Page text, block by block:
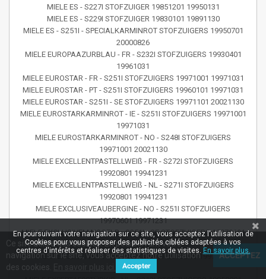
MIELE ES - S227I STOFZUIGER 19851201 19950131
MIELE ES - S229I STOFZUIGER 19830101 19891130
MIELE ES - S251I - SPECIALKARMINROT STOFZUIGERS 19950701
20000826
MIELE EUROPAAZURBLAU - FR - S232I STOFZUIGERS 19930401
19961031
MIELE EUROSTAR - FR - S251I STOFZUIGERS 19971001 19971031
MIELE EUROSTAR - PT - S251I STOFZUIGERS 19960101 19971031
MIELE EUROSTAR - S251I - SE STOFZUIGERS 19971101 20021130
MIELE EUROSTARKARMINROT - IE - S251I STOFZUIGERS 19971001
19971031
MIELE EUROSTARKARMINROT - NO - S248I STOFZUIGERS
19971001 20021130
MIELE EXCELLENTPASTELLWEIß - FR - S272I STOFZUIGERS
19920801 19941231
MIELE EXCELLENTPASTELLWEIß - NL - S271I STOFZUIGERS
19920801 19941231
MIELE EXCLUSIVEAUBERGINE - NO - S251I STOFZUIGERS
19970601 19971231
MIELE EXCLUSIVEMAISGELB - S251I - SE STOFZUIGERS 19970601
19971231
MIELE EXCLUSIVESE - NO - S251I STOFZUIGERS 19970601
19971231
Ce site utilise des cookies. En poursuivant votre
navigation sur le site, vous acceptez notre utilisation
des cookies.
ACCEPTEZ
En poursuivant votre navigation sur ce site, vous acceptez l'utilisation de
Cookies pour vous proposer des publicités ciblées adaptées à vos
centres d'intérêts et réaliser des statistiques de visites. En savoir plus.
Accepter